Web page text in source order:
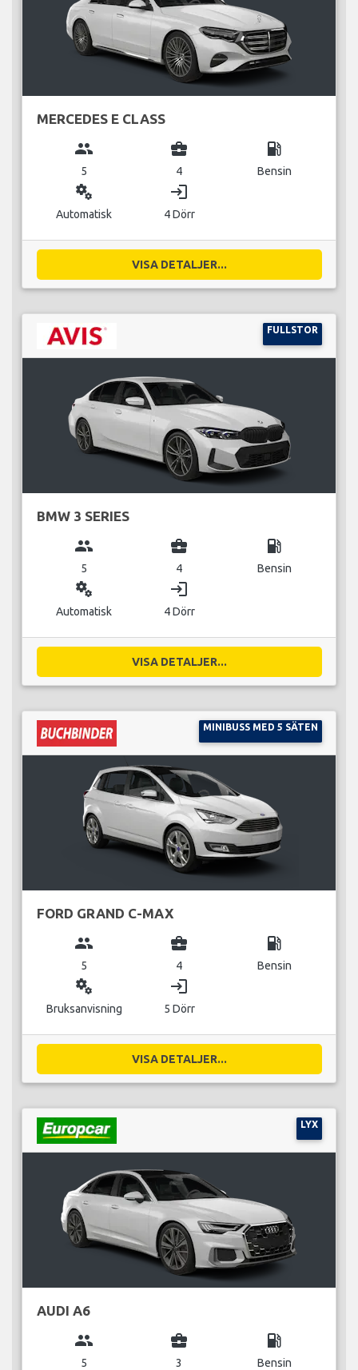
MERCEDES E CLASS
group
5
business_center
4
local_gas_station
Bensin
miscellaneous_services
Automatisk
login
4 Dörr
VISA DETALJER...
FULLSTOR
BMW 3 SERIES
group
5
business_center
4
local_gas_station
Bensin
miscellaneous_services
Automatisk
login
4 Dörr
VISA DETALJER...
MINIBUSS MED 5 SÄTEN
FORD GRAND C-MAX
group
5
business_center
4
local_gas_station
Bensin
miscellaneous_services
Bruksanvisning
login
5 Dörr
VISA DETALJER...
LYX
AUDI A6
group
5
business_center
3
local_gas_station
Bensin